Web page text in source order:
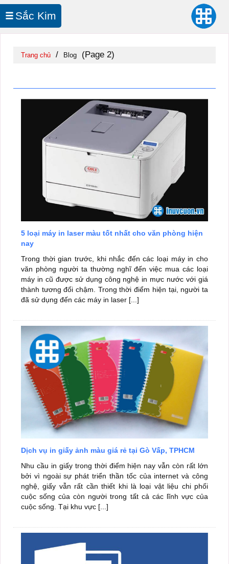
In UV Cuộn
Sắc Kim
Trang chủ / Blog (Page 2)
5 loại máy in laser màu tốt nhất cho văn phòng hiện
nay
Trong thời gian trước, khi nhắc đến các loại máy in cho
văn phòng người ta thường nghĩ đến việc mua các loại
máy in cũ được sử dụng công nghệ in mực nước với giá
thành tương đối chậm. Trong thời điểm hiện tại, người ta
đã sử dụng đến các máy in laser [...]
Dịch vụ in giấy ảnh màu giá rẻ tại Gò Vấp, TPHCM
Nhu cầu in giấy trong thời điểm hiện nay vẫn còn rất lớn
bởi vì ngoài sự phát triển thần tốc của internet và công
nghệ, giấy vẫn rất cần thiết khi là loại vật liệu chi phối
cuộc sống của còn người trong tất cả các lĩnh vực của
cuộc sống. Tại khu vực [...]